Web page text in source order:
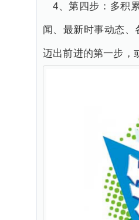
4、第四步：多积
闻、最新时事动态、
迈出前进的第一步，